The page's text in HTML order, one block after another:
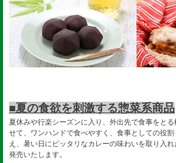
■夏の食欲を刺激する惣菜系商品
夏休みや行楽シーズンに入り、外出先で食事をと
せて、ワンハンドで食べやすく、食事としての役
え、暑い日にピッタリなカレーの味わいを取り入
発売いたします。